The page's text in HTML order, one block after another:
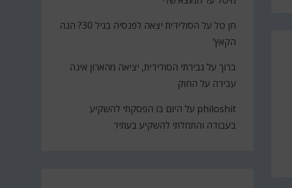
חן טל על
הסולידית יצאה לפנסיה בגיל 30? הנה
הקאץ'
ברוך על גבירתי הסולידית, יציאה מהארון אינה
עבירה על החוק
philoshit על היום בו הפסקתי להשקיע
בעבודה והתחלתי להשקיע בעתיד